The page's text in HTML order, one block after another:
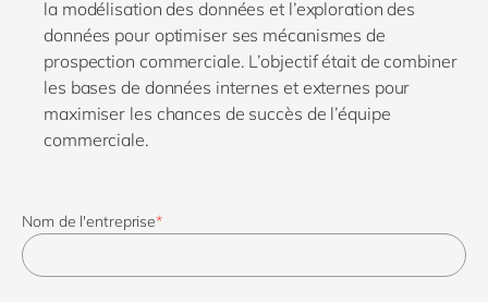
la modélisation des données et l’exploration des
données pour optimiser ses mécanismes de
prospection commerciale. L’objectif était de combiner
les bases de données internes et externes pour
maximiser les chances de succès de l’équipe
commerciale.
Nom de l'entreprise*